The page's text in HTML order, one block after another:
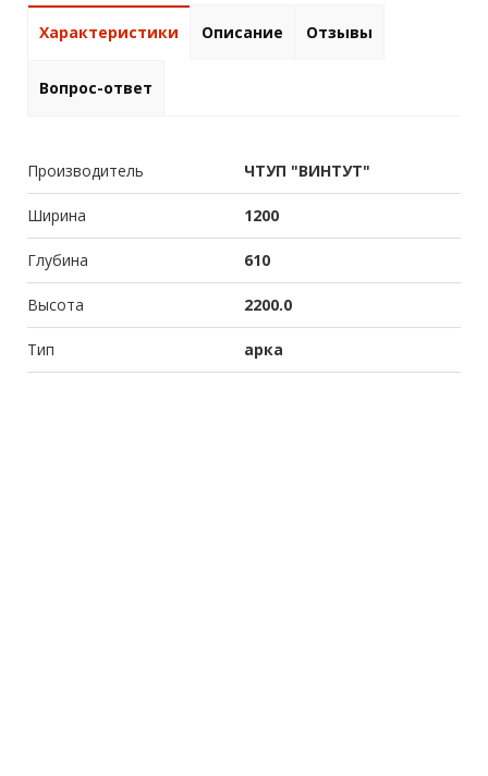
Характеристики Описание Отзывы
Вопрос-ответ
Производитель ЧТУП "ВИНТУТ"
Ширина 1200
Глубина 610
Высота 2200.0
Тип арка